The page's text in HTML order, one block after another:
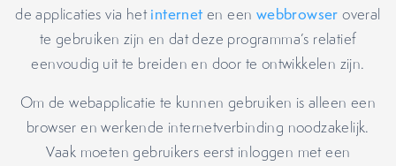
de applicaties via hetinternet en een webbrowser overal
te gebruiken zijn en dat deze programma’s relatief
eenvoudig uit te breiden en door te ontwikkelen zijn.
Om de webapplicatie te kunnen gebruiken is alleen een
browser en werkende internetverbinding noodzakelijk.
Vaak moeten gebruikers eerst inloggen met een